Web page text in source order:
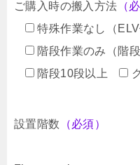
ご購入時の搬入方法 （
特殊作業なし（
階段作業のみ（階
階段10段以上
設置階数 （必須）